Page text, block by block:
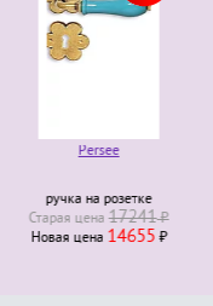
Persee
ручка на розетке
Старая ценa 17241₽
Новая ценa 14655₽